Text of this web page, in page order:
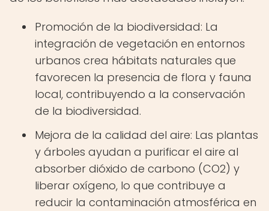
Promoción de la biodiversidad: La
integración de vegetación en entornos
urbanos crea hábitats naturales que
favorecen la presencia de flora y fauna
local, contribuyendo a la conservación
de la biodiversidad.
Mejora de la calidad del aire: Las plantas
y árboles ayudan a purificar el aire al
absorber dióxido de carbono (CO2) y
liberar oxígeno, lo que contribuye a
reducir la contaminación atmosférica en